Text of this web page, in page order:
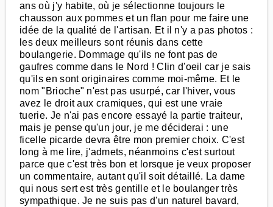
ans où j'y habite, où je sélectionne toujours le
chausson aux pommes et un flan pour me faire une
idée de la qualité de l'artisan. Et il n'y a pas photos :
les deux meilleurs sont réunis dans cette
boulangerie. Dommage qu'ils ne font pas de
gaufres comme dans le Nord ! Clin d'oeil car je sais
qu'ils en sont originaires comme moi-même. Et le
nom "Brioche" n'est pas usurpé, car l'hiver, vous
avez le droit aux cramiques, qui est une vraie
tuerie. Je n'ai pas encore essayé la partie traiteur,
mais je pense qu'un jour, je me déciderai : une
ficelle picarde devra être mon premier choix. C'est
long à me lire, j'admets, néanmoins c'est surtout
parce que c'est très bon et lorsque je veux proposer
un commentaire, autant qu'il soit détaillé. La dame
qui nous sert est très gentille et le boulanger très
sympathique. Je ne suis pas d'un naturel bavard,